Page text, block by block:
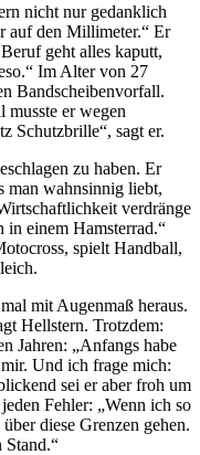
nicht nur gedanklich
aufden Millimeter.“ Er
geht alles kaputt,
Im Alter von 27
Bandscheibenvorfall.
musste er wegen
Schutzbrille“, sagt er.
zu haben. Er
man wahnsinnig liebt,
lichkeit verdränge
in einem Hamsterrad.“
spielt Handball,
mit Augenmaß heraus.
Hellstern. Trotzdem:
Jahren: „Anfangs habe
Und ich frage mich:
sei er aber froh um
Fehler: „Wenn ich so
diese Grenzen gehen.
Stand.“